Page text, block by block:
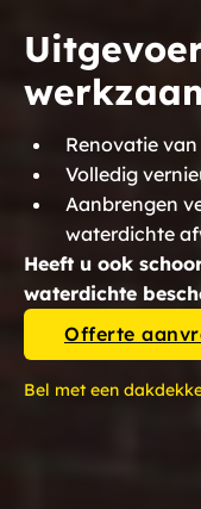
Renovatie
Volledig
Aanbrengen
waterdichte
Heeft u ook
waterdichte
Offerte
Bel met een